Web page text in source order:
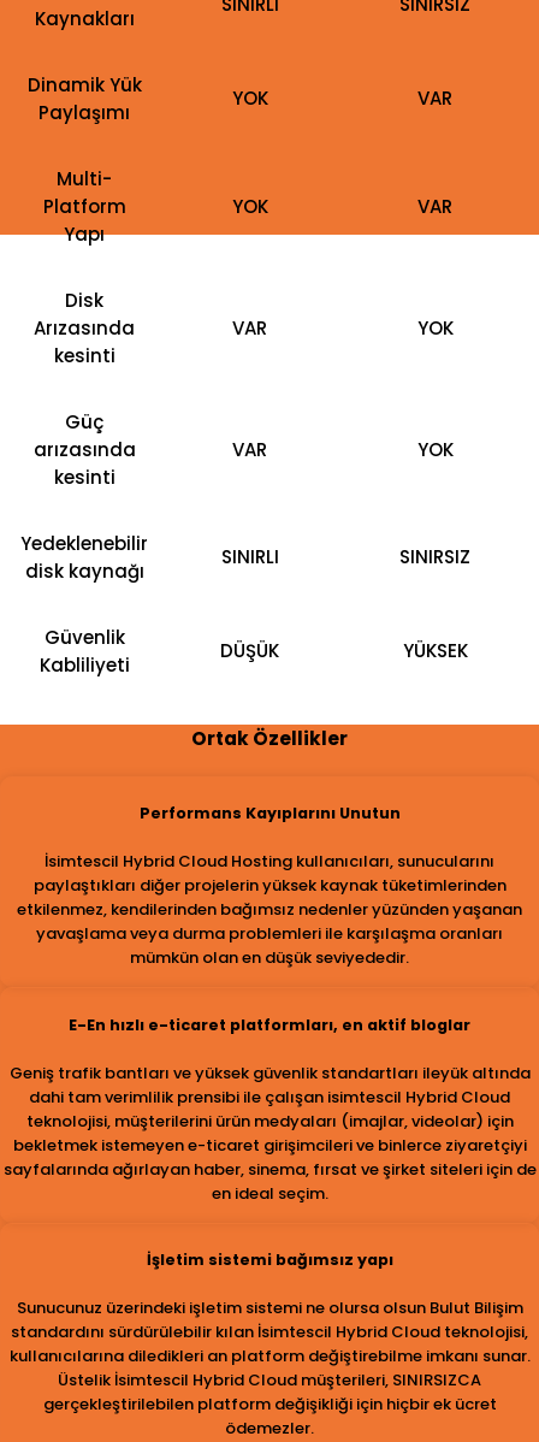
Kaynakları
Dinamik Yük
Paylaşımı
YOK VAR
Multi-
Platform
Yapı
YOK VAR
Disk
Arızasında
kesinti
VAR YOK
Güç
arızasında
kesinti
VAR YOK
Yedeklenebilir
disk kaynağı
SINIRLI SINIRSIZ
Güvenlik
Kabliliyeti
DÜŞÜK YÜKSEK
Ortak Özellikler
Performans Kayıplarını Unutun
İsimtescil Hybrid Cloud Hosting kullanıcıları, sunucularını
paylaştıkları diğer projelerin yüksek kaynak tüketimlerinden
etkilenmez, kendilerinden bağımsız nedenler yüzünden yaşanan
yavaşlama veya durma problemleri ile karşılaşma oranları
mümkün olan en düşük seviyededir.
E-En hızlı e-ticaret platformları, en aktif bloglar
Geniş trafik bantları ve yüksek güvenlik standartları ileyük altında
dahi tam verimlilik prensibi ile çalışan isimtescil Hybrid Cloud
teknolojisi, müşterilerini ürün medyaları (imajlar, videolar) için
bekletmek istemeyen e-ticaret girişimcileri ve binlerce ziyaretçiyi
sayfalarında ağırlayan haber, sinema, fırsat ve şirket siteleri için de
en ideal seçim.
İşletim sistemi bağımsız yapı
Sunucunuz üzerindeki işletim sistemi ne olursa olsun Bulut Bilişim
standardını sürdürülebilir kılan İsimtescil Hybrid Cloud teknolojisi,
kullanıcılarına diledikleri an platform değiştirebilme imkanı sunar.
Üstelik İsimtescil Hybrid Cloud müşterileri, SINIRSIZCA
gerçekleştirilebilen platform değişikliği için hiçbir ek ücret
ödemezler.